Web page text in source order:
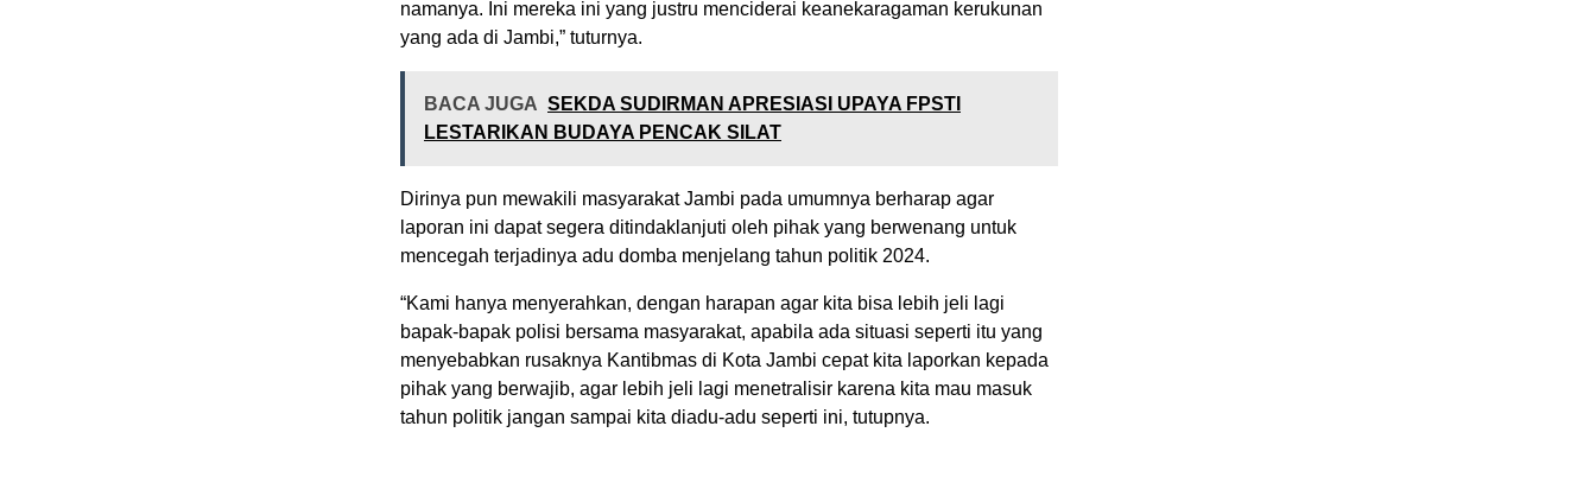
namanya. Ini mereka ini yang justru menciderai keanekaragaman kerukunan
yang ada di Jambi,” tuturnya.
BACA JUGA SEKDA SUDIRMAN APRESIASI UPAYA FPSTI
LESTARIKAN BUDAYA PENCAK SILAT
Dirinya pun mewakili masyarakat Jambi pada umumnya berharap agar
laporan ini dapat segera ditindaklanjuti oleh pihak yang berwenang untuk
mencegah terjadinya adu domba menjelang tahun politik 2024.
“Kami hanya menyerahkan, dengan harapan agar kita bisa lebih jeli lagi
bapak-bapak polisi bersama masyarakat, apabila ada situasi seperti itu yang
menyebabkan rusaknya Kantibmas di Kota Jambi cepat kita laporkan kepada
pihak yang berwajib, agar lebih jeli lagi menetralisir karena kita mau masuk
tahun politik jangan sampai kita diadu-adu seperti ini, tutupnya.